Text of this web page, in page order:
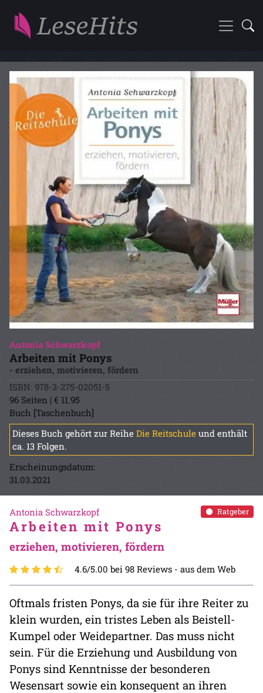
Antonia Schwarzkopf
Arbeiten mit Ponys
- erziehen, motivieren, fördern
ISBN: 978-3-275-02051-5
96 Seiten | € 11.95
Buch [Taschenbuch]
Dieses Buch gehört zur Reihe Die Reitschule und enthält
ca. 13 Folgen.
Erscheinungsdatum:
31.03.2021
Ratgeber
Antonia Schwarzkopf
Arbeiten mit Ponys
erziehen, motivieren, fördern
4.6/5.00 bei 98 Reviews - aus dem Web
Oftmals fristen Ponys, da sie für ihre Reiter zu
klein wurden, ein tristes Leben als Beistell-
Kumpel oder Weidepartner. Das muss nicht
sein. Für die Erziehung und Ausbildung von
Ponys sind Kenntnisse der besonderen
Wesensart sowie ein konsequent an ihren